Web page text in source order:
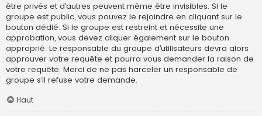
être privés et d’autres peuvent même être invisibles. Si le
groupe est public, vous pouvez le rejoindre en cliquant sur le
bouton dédié. Si le groupe est restreint et nécessite une
approbation, vous devez cliquer également sur le bouton
approprié. Le responsable du groupe d’utilisateurs devra alors
approuver votre requête et pourra vous demander la raison de
votre requête. Merci de ne pas harceler un responsable de
groupe s’il refuse votre demande.
Haut